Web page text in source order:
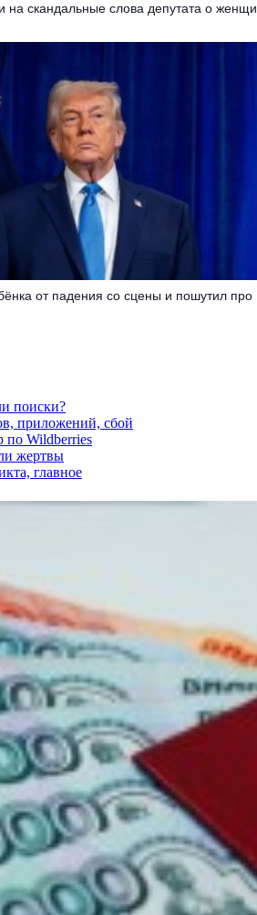
на скандальные слова депутата о
от падения со сцены и пошутил про
поиски?
приложений, сбой
по Wildberries
жертвы
главное